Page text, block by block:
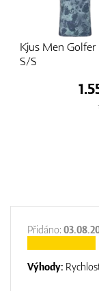
Kjus Men Golfer
S/S
Přidáno:
Výhody: